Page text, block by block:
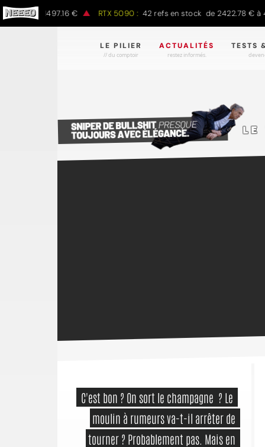
€ à 1497.16 € RTX 5090 : 42 refs en stock de 2422.78 € à
LE PILIER
// du comptoir
ACTUALITÉS
restez informés.
TESTS
moulin à rumeurs va-t-il arrêter de
tourner ? Probablement pas. Mais en